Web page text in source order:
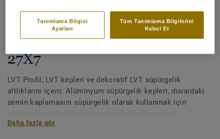
LVT Profil - SKIRTING
BOTTOM STAINLESS STEEL
27X7
LVT Profil, LVT kepleri ve dekoratif LVT süpürgelik
altlıklarını içerir. Alüminyum süpürgelik kepleri, duvardaki
zemin kaplamasını süpürgelik olarak kullanmak için
süpürgelik kepleri LVT Klik ve LVT yüzer sistem kaplamalar
Daha fazla gör
Tüm Tanımlama Bilgilerini
Kabul Et
Tanımlama Bilgisi
Ayarları